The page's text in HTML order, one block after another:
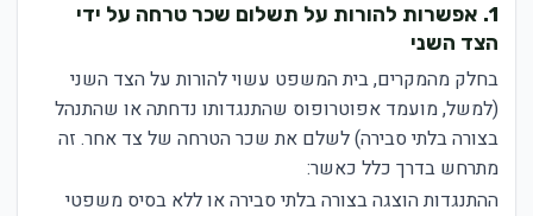
1. אפשרות להורות על תשלום שכר טרחה על ידי
הצד השני
בחלק מהמקרים, בית המשפט עשוי להורות על הצד השני
(למשל, מועמד אפוטרופוס שהתנגדותו נדחתה או שהתנהל
בצורה בלתי סבירה) לשלם את שכר הטרחה של צד אחר. זה
מתרחש בדרך כלל כאשר:
ההתנגדות הוצגה בצורה בלתי סבירה או ללא בסיס משפטי